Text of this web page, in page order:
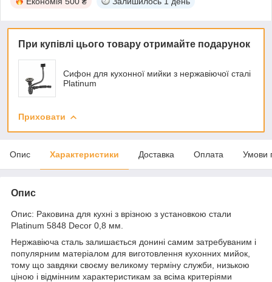
При купівлі цього товару отримайте подарунок
Сифон для кухонної мийки з нержавіючої сталі
Platinum
Приховати
Опис Характеристики Доставка Оплата Умови
Опис
Опис: Раковина для кухні з врізною з установкою стали
Platinum 5848 Decor 0,8 мм.
Нержавіюча сталь залишається донині самим затребуваним і
популярним матеріалом для виготовлення кухонних мийок,
тому що завдяки своєму великому терміну служби, низькою
ціною і відмінним характеристикам за всіма критеріями